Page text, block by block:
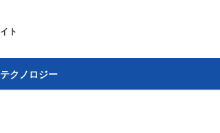
テクノロジー